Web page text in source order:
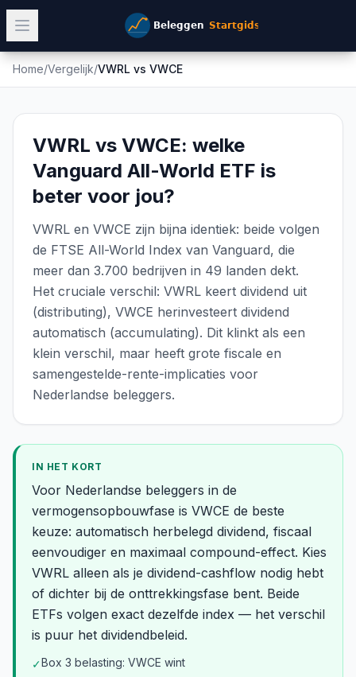
Home/Vergelijk/VWRL vs VWCE
VWRL vs VWCE: welke
Vanguard All-World ETF is
beter voor jou?
VWRL en VWCE zijn bijna identiek: beide volgen
de FTSE All-World Index van Vanguard, die
meer dan 3.700 bedrijven in 49 landen dekt.
Het cruciale verschil: VWRL keert dividend uit
(distributing), VWCE herinvesteert dividend
automatisch (accumulating). Dit klinkt als een
klein verschil, maar heeft grote fiscale en
samengestelde-rente-implicaties voor
Nederlandse beleggers.
IN HET KORT
Voor Nederlandse beleggers in de
vermogensopbouwfase is VWCE de beste
keuze: automatisch herbelegd dividend, fiscaal
eenvoudiger en maximaal compound-effect. Kies
VWRL alleen als je dividend-cashflow nodig hebt
of dichter bij de onttrekkingsfase bent. Beide
ETFs volgen exact dezelfde index — het verschil
is puur het dividendbeleid.
✓Box 3 belasting: VWCE wint